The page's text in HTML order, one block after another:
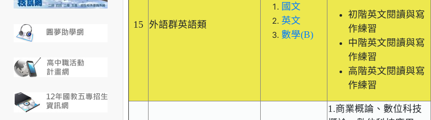
15 外語群英語類
國文
英文
數學(B)
初階英文閱讀與寫
作練習
中階英文閱讀與寫
作練習
高階英文閱讀與寫
作練習
1.商業概論、數位科技